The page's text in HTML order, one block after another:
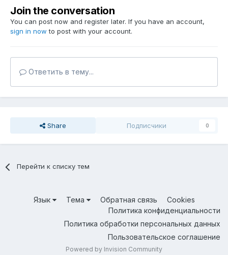
Join the conversation
You can post now and register later. If you have an account,
sign in now to post with your account.
Ответить в тему...
Share Подписчики 0
Перейти к списку тем
Язык Тема Обратная связь
Cookies
Политика конфиденциальности
Политика обработки персональных данных
Пользовательское соглашение
Powered by Invision Community